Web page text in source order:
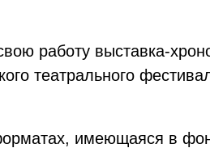
работу выставка-
театрального
имеющаяся в